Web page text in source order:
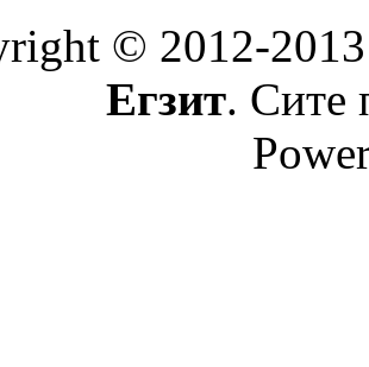
© 2012-
Егзит. Сите